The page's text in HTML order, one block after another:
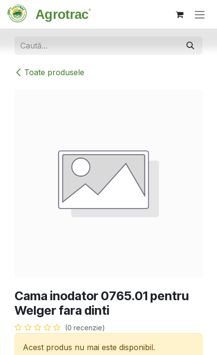
Sari la conținut
Toate produsele
Cama inodator 0765.01 pentru
Welger fara dinti
(0 recenzie)
Acest produs nu mai este disponibil.